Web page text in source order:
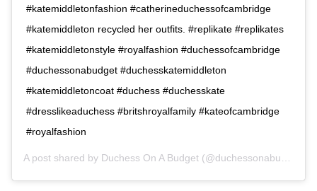
#katemiddletonfashion #catherineduchessofcambridge
#katemiddleton recycled her outfits. #replikate #replikates
#katemiddletonstyle #royalfashion #duchessofcambridge
#duchessonabudget #duchesskatemiddleton
#katemiddletoncoat #duchess #duchesskate
#dresslikeaduchess #britshroyalfamily #kateofcambridge
#royalfashion
A post shared by Duchess On A Budget (@duchessonabudget19) on